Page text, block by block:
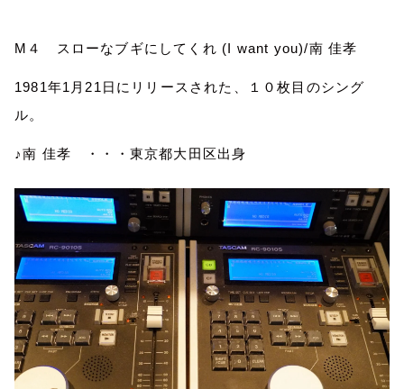
M ４ スローなブギにしてくれ (I want you)/南 佳孝
1981年1 月 21 日にリリースされた、１０枚目のシング
ル。
♪南 佳孝 ・・・東京都大田区出身